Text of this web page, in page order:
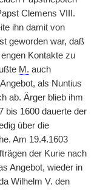
Clemens VIII.
ihn damit von
geworden war, daß
Kontakte zu
M. auch
als Nuntius
ab. Ärger blieb ihm
bis 1600 dauerte der
über die
Am 19.4.1603
der Kurie nach
Angebot, wieder in
Wilhelm V. den